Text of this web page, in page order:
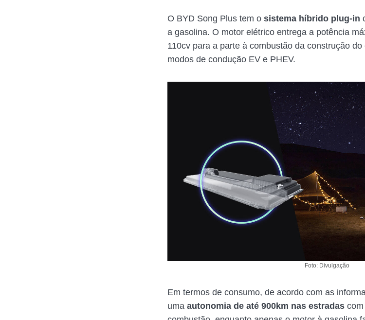
O BYD Song Plus tem o sistema híbrido plug-in
a gasolina. O motor elétrico entrega a potência
110cv para a parte à combustão da construção
modos de condução EV e PHEV.
Foto: Divulgação
Em termos de consumo, de acordo com as
uma autonomia de até 900km nas estradas